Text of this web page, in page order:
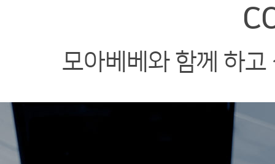
모아베베와 함께 하